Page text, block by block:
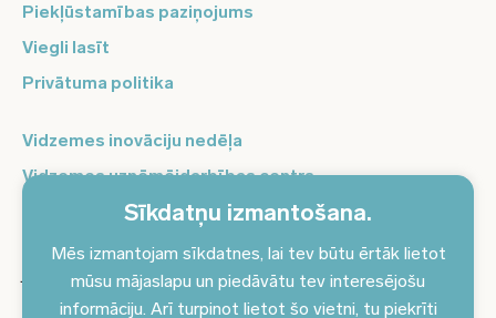
Sīkdatņu izmantošana.
Mēs izmantojam sīkdatnes, lai tev būtu ērtāk lietot
mūsu mājaslapu un piedāvātu tev interesējošu
informāciju. Arī turpinot lietot šo vietni, tu piekrīti
Piekļūstamības paziņojums
Viegli lasīt
Privātuma politika
Vidzemes inovāciju nedēļa
Vidzemes uzņēmējdarbības centrs
Balso Vidzeme
Pierakstieties jaunumiem un saņemiet aktuālākos
jaunumus savā e-pastā!